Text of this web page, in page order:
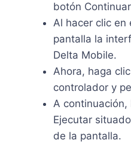
botón
Al hacer clic en
pantalla la
Delta Mobile.
Ahora, haga
controlador y
A continuación,
Ejecutar
de la pantalla.